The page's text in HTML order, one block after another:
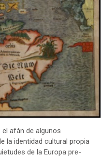
afán de algunos
la identidad cultural propia
de la Europa pre-